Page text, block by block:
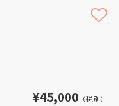
¥45,000 （税別）